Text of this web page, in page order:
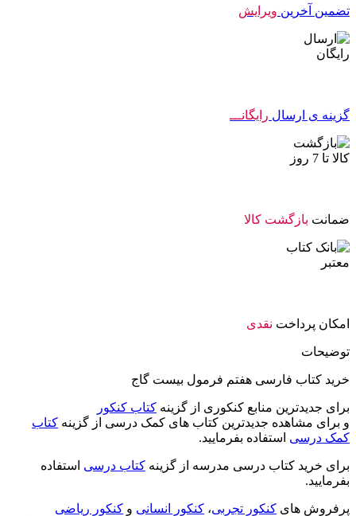
تضمین آخرین ویرایش
گزینه ی ارسال رایگانـــ
ضمانت بازگشت کالا
امکان پرداخت نقدی
توضیحات
خرید کتاب فارسی هفتم فرمول بیست گاج
برای جدیدترین منابع کنکوری از گزینه کتاب کنکور
و برای مشاهده جدیدترین کتاب های کمک درسی از گزینه کتاب
کمک درسی استفاده بفرمایید.
برای خرید کتاب درسی مدرسه از گزینه کتاب درسی استفاده
بفرمایید.
پرفروش های کنکور تجربی، کنکور انسانی و کنکور ریاضی